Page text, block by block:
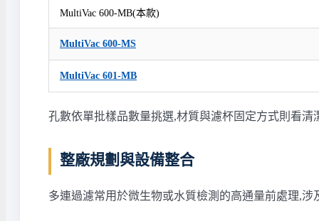
MultiVac 600-MB(本款)
MultiVac 600-MS
MultiVac 601-MB
孔數依單批樣品數量挑選,材質與濾杯固定方式則看
整廠規劃與設備整合
多連過濾常用於微生物或水質檢測的高通量前處理,